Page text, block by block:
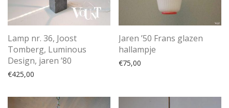
Lamp nr. 36, Joost
Tomberg, Luminous
Design, jaren ’80
€425,00
Jaren ’50 Frans glazen
hallampje
€75,00